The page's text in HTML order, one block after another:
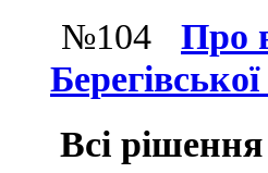
№104 Про
Всі